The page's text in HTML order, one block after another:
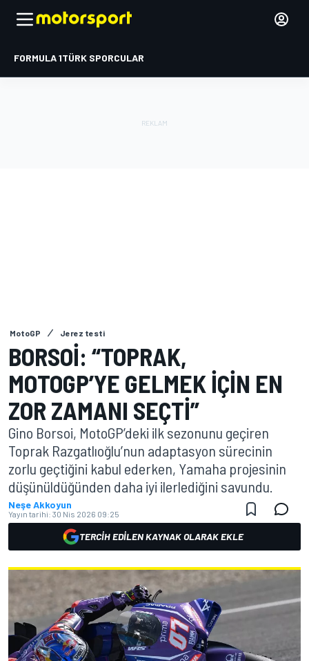
FORMULA 1TÜRK SPORCULAR
MotoGP Jerez testi
BORSOI: “TOPRAK,
MOTOGP’YE GELMEK IÇIN EN
ZOR ZAMANI SEÇTI”
Gino Borsoi, MotoGP’deki ilk sezonunu geçiren
Toprak Razgatlıoğlu’nun adaptasyon sürecinin
zorlu geçtiğini kabul ederken, Yamaha projesinin
düşünüldüğünden daha iyi ilerlediğini savundu.
Neşe Akkoyun
Yayın tarihi: 30 Nis 2026 09:25
TERCIH EDILEN KAYNAK OLARAK EKLE